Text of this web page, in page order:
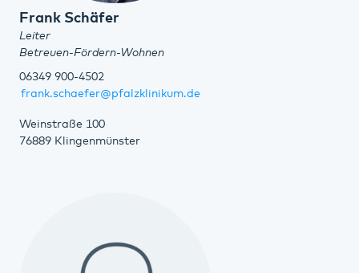
Frank Schäfer
Leiter
Betreuen-Fördern-Wohnen
06349 900-4502
frank.schaefer@pfalzklinikum.de
Weinstraße 100
76889 Klingenmünster